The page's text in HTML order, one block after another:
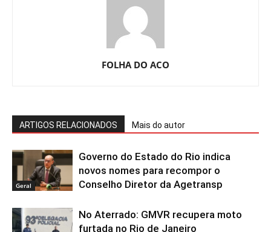
FOLHA DO ACO
ARTIGOS RELACIONADOS Mais do autor
Geral
Governo do Estado do Rio indica
novos nomes para recompor o
Conselho Diretor da Agetransp
No Aterrado: GMVR recupera moto
furtada no Rio de Janeiro